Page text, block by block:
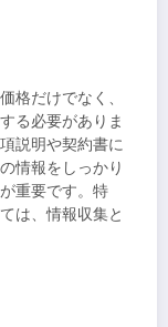
格だけでなく、
る必要がありま
説明や契約書に
情報をしっかり
重要です。特
は、情報収集と